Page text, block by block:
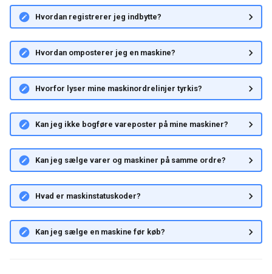
Hvordan registrerer jeg indbytte?
Hvordan omposterer jeg en maskine?
Hvorfor lyser mine maskinordrelinjer tyrkis?
Kan jeg ikke bogføre vareposter på mine maskiner?
Kan jeg sælge varer og maskiner på samme ordre?
Hvad er maskinstatuskoder?
Kan jeg sælge en maskine før køb?